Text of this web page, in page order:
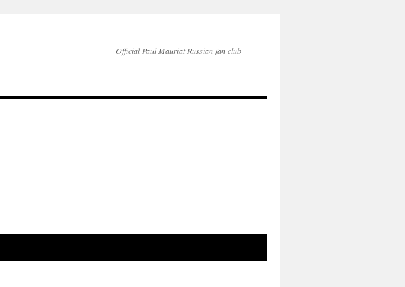
Official Paul Mauriat Russian fan club